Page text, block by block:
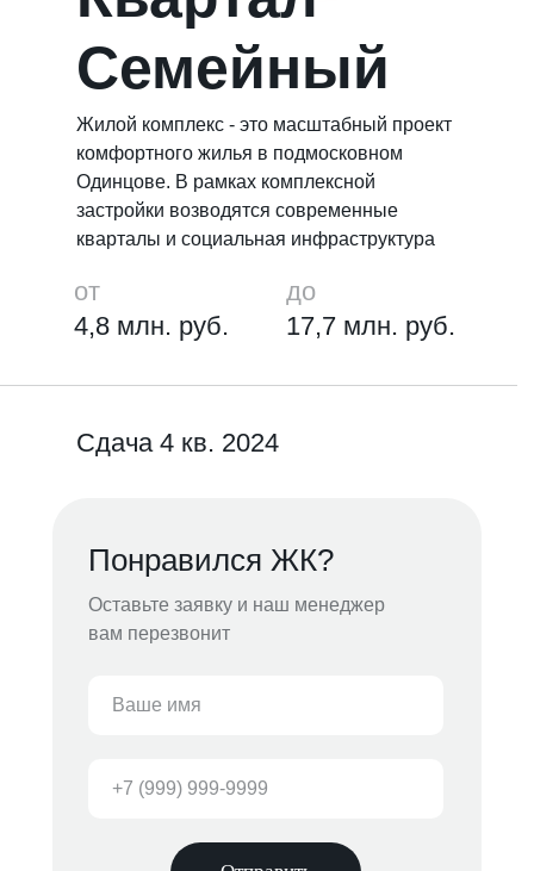
Оставьте заявку и наш менеджер
вам перезвонит
Понравился ЖК?
Жилой комплекс - это масштабный проект
комфортного жилья в подмосковном
Одинцове. В рамках комплексной
застройки возводятся современные
кварталы и социальная инфраструктура
Семейный
4,8 млн. руб.
Сдача 4 кв. 2024
17,7 млн. руб.
от до